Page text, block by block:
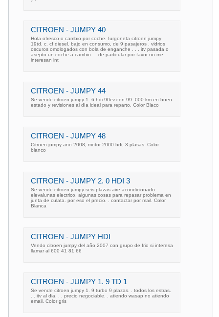
CITROEN - JUMPY 40
Hola ofresco o cambio por coche. furgoneta citroen jumpy
19td. c. cf diesel. bajo en consumo, de 9 pasajeros . vidrios
oscuros omologados con bola de enganche . . . itv pasada o
asepto un coche a cambio . . de particular por favor no me
interesan int
CITROEN - JUMPY 44
Se vende citroen jumpy 1. 6 hdi 90cv con 99. 000 km en buen
estado y revisiones al día ideal para reparto. Color Blaco
CITROEN - JUMPY 48
Citroen jumpy ano 2008, motor 2000 hdi, 3 plasas. Color
blanco
CITROEN - JUMPY 2. 0 HDI 3
Se vende citroen jumpy seis plazas aire acondicionado.
elevalunas electrico. algunas cosas para repasar problema en
junta de culata. por eso el precio. . contactar por mail. Color
Blanca
CITROEN - JUMPY HDI
Vendo citroen jumpy del año 2007 con grupo de frio si interesa
llamar al 600 41 81 66
CITROEN - JUMPY 1. 9 TD 1
Se vende citroen jumpy 1. 9 turbo 9 plazas. . todos los estras.
. . itv al dia. . . precio negociable. . atiendo wasap no atiendo
email. Color gris